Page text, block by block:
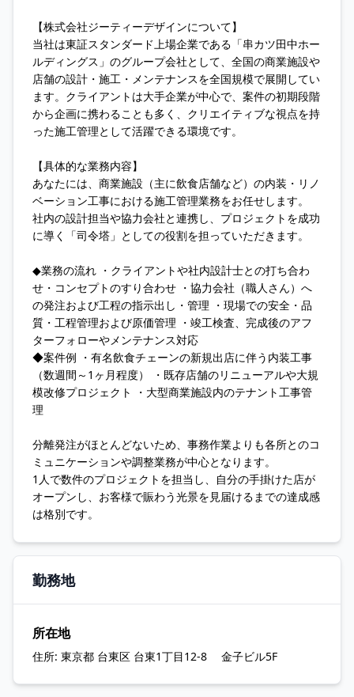
【株式会社ジーティーデザインについて】
当社は東証スタンダード上場企業である「串カツ田中ホー
ルディングス」のグループ会社として、全国の商業施設や
店舗の設計・施工・メンテナンスを全国規模で展開してい
ます。クライアントは大手企業が中心で、案件の初期段階
から企画に携わることも多く、クリエイティブな視点を持
った施工管理として活躍できる環境です。
【具体的な業務内容】
あなたには、商業施設（主に飲食店舗など）の内装・リノ
ベーション工事における施工管理業務をお任せします。
社内の設計担当や協力会社と連携し、プロジェクトを成功
に導く「司令塔」としての役割を担っていただきます。
◆業務の流れ ・クライアントや社内設計士との打ち合わ
せ・コンセプトのすり合わせ ・協力会社（職人さん）へ
の発注および工程の指示出し・管理 ・現場での安全・品
質・工程管理および原価管理 ・竣工検査、完成後のアフ
ターフォローやメンテナンス対応
◆案件例 ・有名飲食チェーンの新規出店に伴う内装工事
（数週間～1ヶ月程度） ・既存店舗のリニューアルや大規
模改修プロジェクト ・大型商業施設内のテナント工事管
理
分離発注がほとんどないため、事務作業よりも各所とのコ
ミュニケーションや調整業務が中心となります。
1人で数件のプロジェクトを担当し、自分の手掛けた店が
オープンし、お客様で賑わう光景を見届けるまでの達成感
は格別です。
勤務地
所在地
住所: 東京都 台東区 台東1丁目12-8 金子ビル5F